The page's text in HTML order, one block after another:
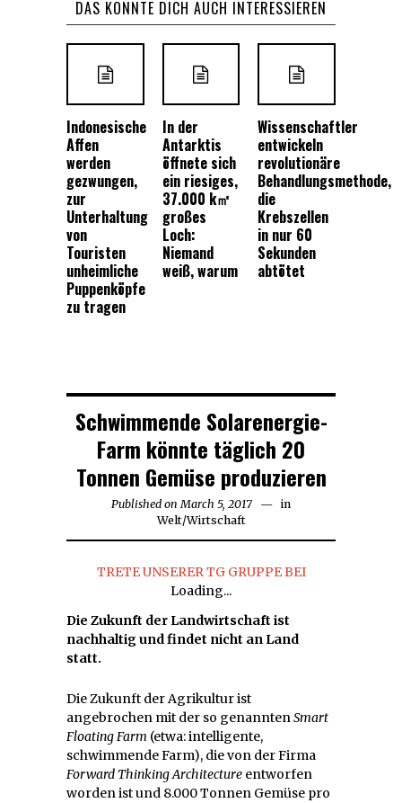
DAS KÖNNTE DICH AUCH INTERESSIEREN
Indonesische
Affen
werden
gezwungen,
zur
Unterhaltung
von
Touristen
unheimliche
Puppenköpfe
zu tragen
In der
Antarktis
öffnete sich
ein riesiges,
37.000 k㎡
großes
Loch:
Niemand
weiß, warum
Wissenschaftler
entwickeln
revolutionäre
Behandlungsmethode,
die
Krebszellen
in nur 60
Sekunden
abtötet
Schwimmende Solarenergie-
Farm könnte täglich 20
Tonnen Gemüse produzieren
Published on March 5, 2017 March
2017
in
Welt/Wirtschaft
TRETE UNSERER TG GRUPPE BEI
Loading...
Die Zukunft der Landwirtschaft ist
nachhaltig und findet nicht an Land
statt.
Die Zukunft der Agrikultur ist
angebrochen mit der so genanntenSmart
Floating Farm (etwa: intelligente,
schwimmende Farm), die von der Firma
Forward Thinking Architecture entworfen
worden ist und 8.000 Tonnen Gemüse pro